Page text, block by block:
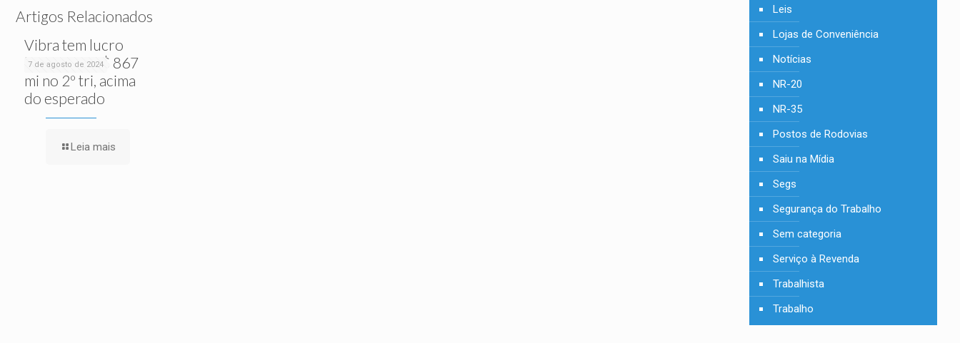
Artigos Relacionados
7 de agosto de 2024
Vibra tem lucro
líquido de R$ 867
mi no 2º tri, acima
do esperado
Leia mais
Leis
Lojas de Conveniência
Notícias
NR-20
NR-35
Postos de Rodovias
Saiu na Mídia
Segs
Segurança do Trabalho
Sem categoria
Serviço à Revenda
Trabalhista
Trabalho